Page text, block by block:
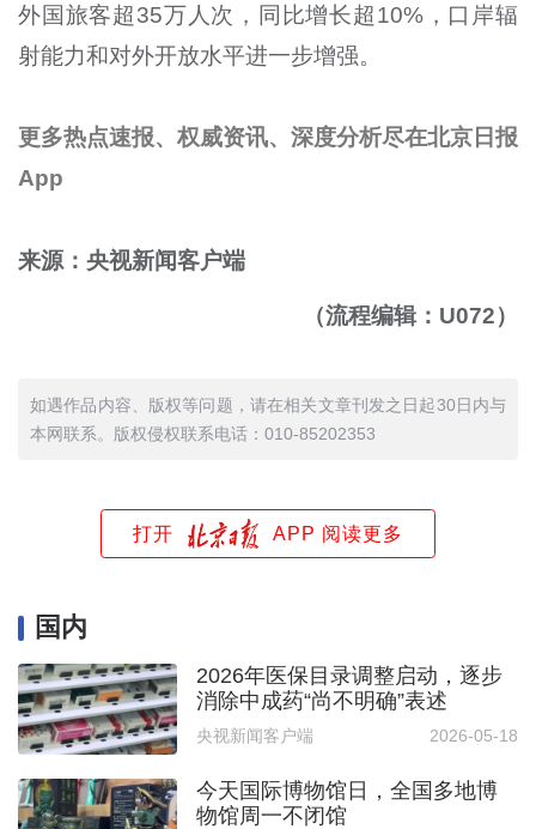
外国旅客超35万人次，同比增长超10%，口岸辐
射能力和对外开放水平进一步增强。
更多热点速报、权威资讯、深度分析尽在北京日报
App
来源：央视新闻客户端
（流程编辑：U072）
如遇作品内容、版权等问题，请在相关文章刊发之日起30日内与
本网联系。版权侵权联系电话：010-85202353
打开 APP 阅读更多
国内
2026年医保目录调整启动，逐步
消除中成药“尚不明确”表述
央视新闻客户端 2026-05-18
今天国际博物馆日，全国多地博
物馆周一不闭馆